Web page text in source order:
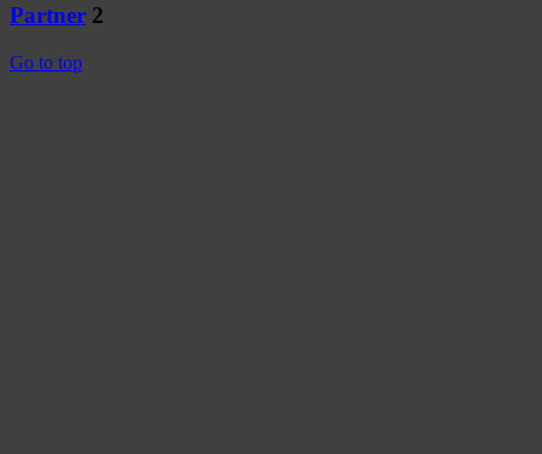
Partner 2
Go to top